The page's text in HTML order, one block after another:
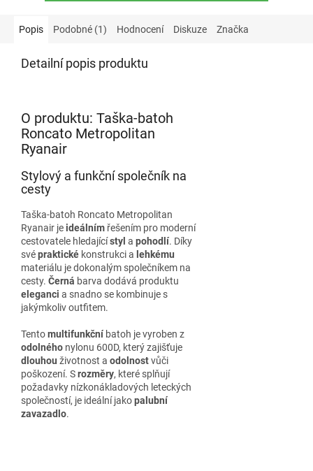
Popis Podobné (1) Hodnocení Diskuze Značka
Detailní popis produktu
O produktu: Taška-batoh
Roncato Metropolitan
Ryanair
Stylový a funkční společník na
cesty
Taška-batoh Roncato Metropolitan
Ryanair jeideálním řešením pro moderní
cestovatele hledajícístyl a pohodlí. Díky
svépraktické konstrukci a lehkému
materiálu je dokonalým společníkem na
cesty. Černá barva dodává produktu
eleganci a snadno se kombinuje s
jakýmkoliv outfitem.
Tentomultifunkční batoh je vyroben z
odolného nylonu 600D, který zajišťuje
dlouhou životnost a odolnostvůči
poškození. Srozměry, které splňují
požadavky nízkonákladových leteckých
společností, je ideální jakopalubní
zavazadlo.